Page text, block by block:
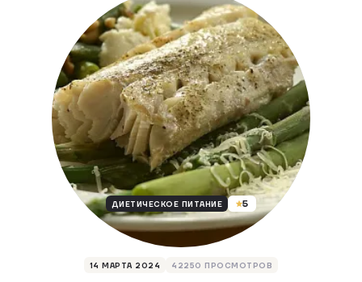
ДИЕТИЧЕСКОЕ ПИТАНИЕ 5
14 МАРТА 2024 42250 ПРОСМОТРОВ